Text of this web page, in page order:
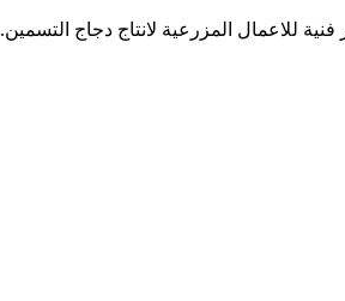
للاعمال المزرعية لانتاج دجاج التسمين.